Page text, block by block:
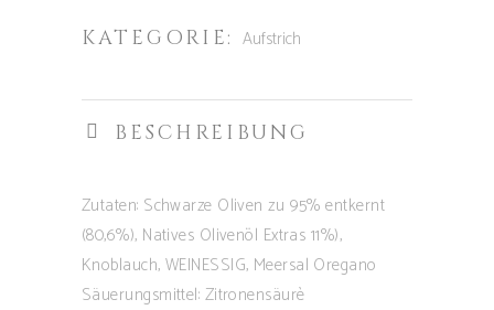
KATEGORIE: Aufstrich
BESCHREIBUNG
Zutaten: Schwarze Oliven zu 95% entkernt
(80,6%), Natives Olivenöl Extras 11%),
Knoblauch, WEINESSIG, Meersal Oregano
Säuerungsmittel: Zitronensäurè